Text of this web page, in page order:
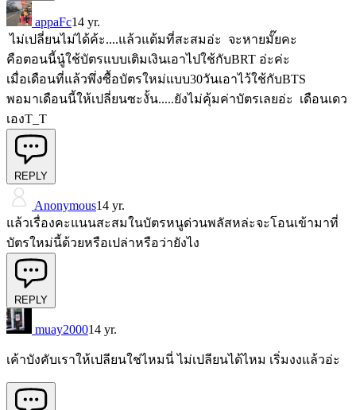
appaFc14 yr.
ไม่เปลี่ยนไม่ได้ค้ะ....แล้วแต้มที่สะสมอ่ะ จะหายมั๊ยคะ
คือตอนนี้นู๋ใช้บัตรแบบเติมเงินเอาไปใช้กับBRT อ่ะค่ะ
เมื่อเดือนที่แล้วพึ่งซื้อบัตรใหม่แบบ30วันเอาไว้ใช้กับBTS
พอมาเดือนนี้ให้เปลี่ยนซะงั้น.....ยังไม่คุ้มค่าบัตรเลยอ่ะ เดือนเดว
เองT_T
REPLY
Anonymous14 yr.
แล้วเรื่องคะแนนสะสมในบัตรหนูด่วนพลัสหล่ะจะโอนเข้ามาที่
บัตรใหม่นี้ด้วยหรือเปล่าหรือว่ายังไง
REPLY
muay200014 yr.
เค้าบังคับเราให้เปลียนใช่ไหมนี่ ไม่เปลียนได้ไหม เริ่มงงแล้วอ่ะ